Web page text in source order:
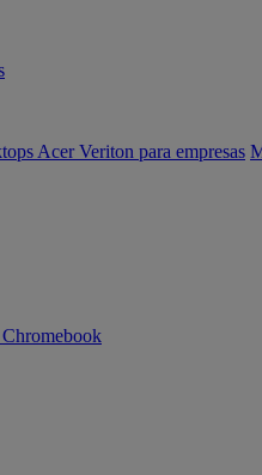
Acer Veriton para empresas